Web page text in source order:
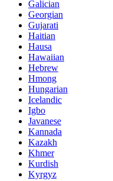
Galician
Georgian
Gujarati
Haitian
Hausa
Hawaiian
Hebrew
Hmong
Hungarian
Icelandic
Igbo
Javanese
Kannada
Kazakh
Khmer
Kurdish
Kyrgyz